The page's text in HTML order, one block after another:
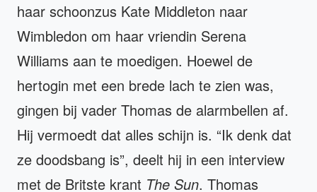
haar schoonzus Kate Middleton naar
Wimbledon om haar vriendin Serena
Williams aan te moedigen. Hoewel de
hertogin met een brede lach te zien was,
gingen bij vader Thomas de alarmbellen af.
Hij vermoedt dat alles schijn is. “Ik denk dat
ze doodsbang is”, deelt hij in een interview
met de Britste krant The Sun. Thomas